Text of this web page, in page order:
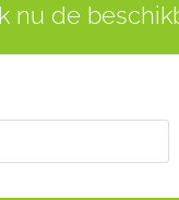
nu de